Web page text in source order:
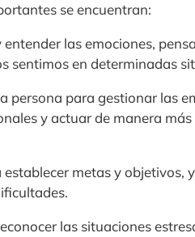
se encuentran:
las emociones,
sentimos en determinadas
persona para gestionar las
y actuar de manera
metas y objetivos,
las situaciones